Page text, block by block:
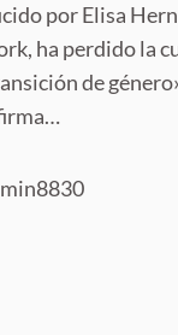
por Elisa
ha perdido la
de